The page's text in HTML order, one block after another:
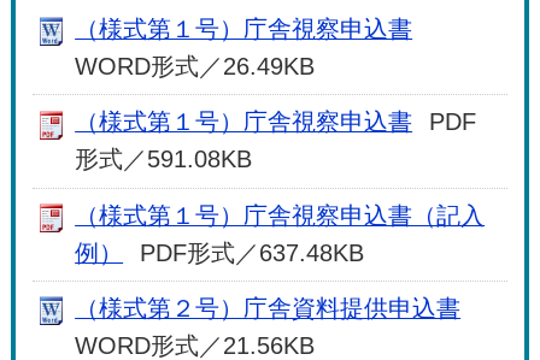
（様式第１号）庁舎視察申込書
WORD形式／26.49KB
（様式第１号）庁舎視察申込書
PDF
形式／591.08KB
（様式第１号）庁舎視察申込書（記入
例）
PDF形式／637.48KB
（様式第２号）庁舎資料提供申込書
WORD形式／21.56KB